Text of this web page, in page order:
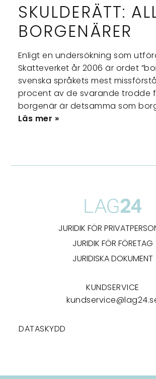
SKULDERÄTT:
BORGENÄRER
Enligt en undersökning som
Skatteverket år 2006 är ordet
svenska språkets mest
procent av de svarande trodde
borgenär är detsamma som
Läs mer »
JURIDIK FÖR
JURIDIK FÖR FÖRETAG
JURIDISKA DOKUMENT
KUNDSERVICE
DATASKYDD